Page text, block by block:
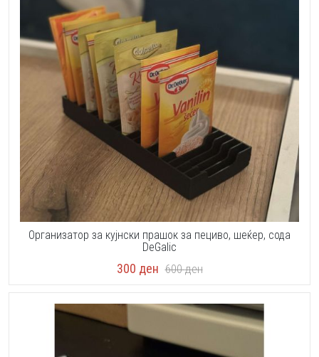
Организатор за кујнски прашок за пециво, шеќер, сода
DeGalic
300 ден 600ден